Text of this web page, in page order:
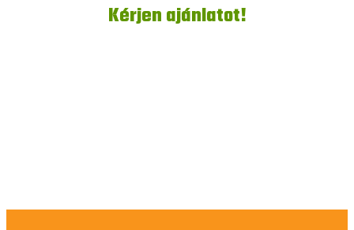
Kérjen ajánlatot!